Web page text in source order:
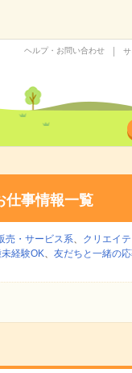
ヘルプ・お問い合わせ
仕事情報一覧
売・サービス系、 クリエイ
経験OK、 友だちと一緒の